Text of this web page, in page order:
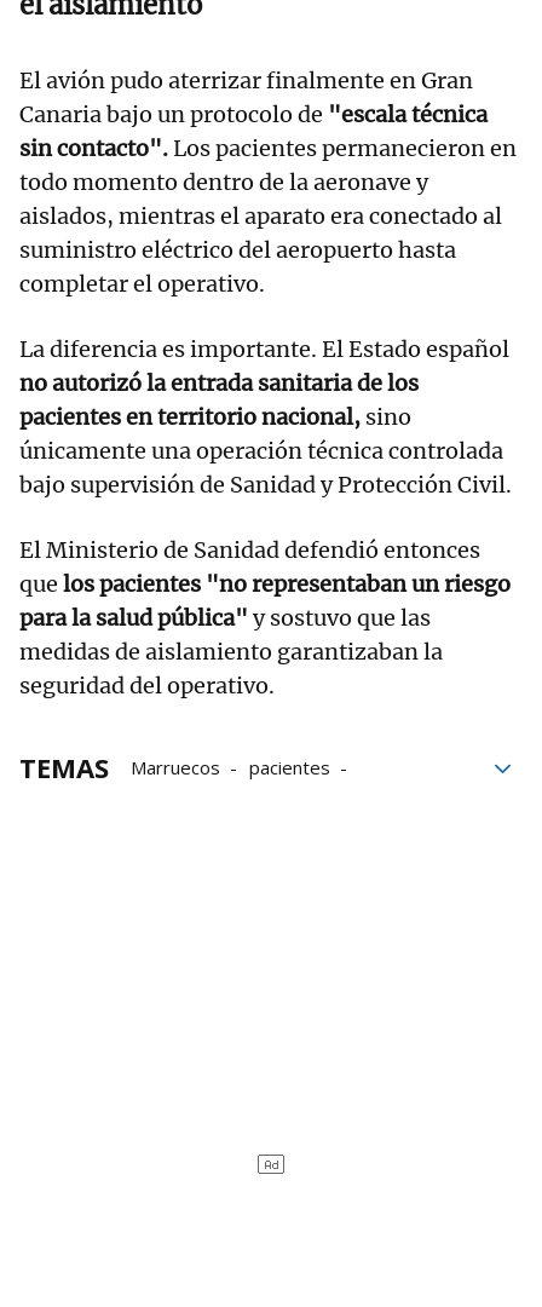
El avión pudo aterrizar finalmente en Gran
Canaria bajo un protocolo de "escala técnica
sin contacto".Los pacientes permanecieron en
todo momento dentro de la aeronave y
aislados, mientras el aparato era conectado al
suministro eléctrico del aeropuerto hasta
completar el operativo.
La diferencia es importante. El Estado español
no autorizó la entrada sanitaria de los
pacientes en territorio nacional, sino
únicamente una operación técnica controlada
bajo supervisión de Sanidad y Protección Civil.
El Ministerio de Sanidad defendió entonces
que los pacientes "no representaban un riesgo
para la salud pública" y sostuvo que las
medidas de aislamiento garantizaban la
seguridad del operativo.
TEMAS Marruecos
pacientes